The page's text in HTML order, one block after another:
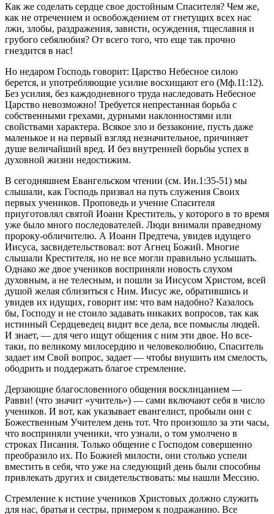
Как же соделать сердце свое достойным Спасителя? Чем же,
как не отречением и освобождением от гнетущих всех нас
лжи, злобы, раздражения, зависти, осуждения, тщеславия и
грубого себялюбия? От всего того, что еще так прочно
гнездится в нас!
Но недаром Господь говорит: Царство Небесное силою
берется, и употребляющие усилие восхищают его (Мф.11:12).
Без усилия, без каждодневного труда наследовать Небесное
Царство невозможно! Требуется непрестанная борьба с
собственными грехами, дурными наклонностями или
свойствами характера. Всякое зло и беззаконие, пусть даже
маленькое и на первый взгляд незначительное, причиняет
душе величайший вред. И без внутренней борьбы успех в
духовной жизни недостижим.
В сегодняшнем Евангельском чтении (см. Ин.1:35-51) мы
слышали, как Господь призвал на путь служения Своих
первых учеников. Проповедь и учение Спасителя
приуготовлял святой Иоанн Креститель, у которого в то время
уже было много последователей. Люди внимали праведному
пророку-обличителю. А Иоанн Предтеча, увидев идущего
Иисуса, засвидетельствовал: вот Агнец Божий. Многие
слышали Крестителя, но не все могли правильно услышать.
Однако же двое учеников восприняли новость слухом
духовным, а не телесным, и пошли за Иисусом Христом, всей
душой желая сблизиться с Ним. Иисус же, обратившись и
увидев их идущих, говорит им: что вам надобно? Казалось
бы, Господу и не стоило задавать никаких вопросов, так как
истинный Сердцеведец видит все дела, все помыслы людей.
И знает, — для чего ищут общения с ним эти двое. Но все-
таки, по великому милосердию и человеколюбию, Спаситель
задает им Свой вопрос, задает — чтобы внушить им смелость,
ободрить и поддержать благое стремление.
Дерзающие благословенного общения восклицанием —
Равви! (что значит «учитель») — сами включают себя в число
учеников. И вот, как указывает евангелист, пробыли они с
Божественным Учителем день тот. Что произошло за эти часы,
что восприняли ученики, что узнали, о том умолчено в
строках Писания. Только общение с Господом совершенно
преобразило их. По Божией милости, они столько успели
вместить в себя, что уже на следующий день были способны
привлекать других и свидетельствовать: мы нашли Мессию.
Стремление к истине учеников Христовых должно служить
для нас, братья и сестры, примером к подражанию. Все